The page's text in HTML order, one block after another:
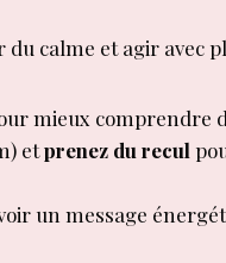
calme et agir avec
mieux comprendre
etprenez du recul
un message